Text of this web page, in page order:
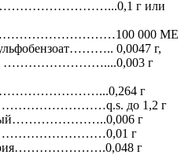
г или
000 МЕ
0,0047 г,
……………………....0,003 г
г
до 1,2 г
г
г
г